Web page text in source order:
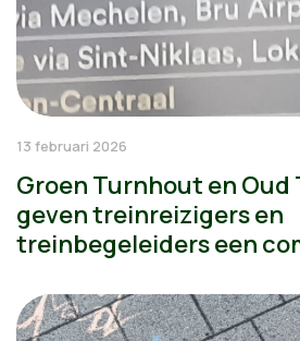
13 februari 2026
Groen Turnhout en
geven treinreizigers en
treinbegeleiders een